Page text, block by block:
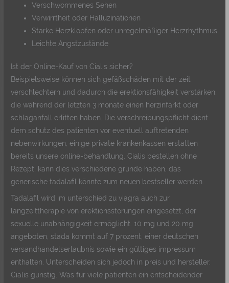
Verschwommenes Sehen
Verwirrtheit oder Halluzinationen
Starke Herzklopfen oder unregelmäßiger Herzrhythmus
Leichte Angstzustände
Ist der Online-Kauf von Cialis sicher?
Beispielsweise können sich gefäßschäden mit der zeit
verschlechtern und dadurch die erektionsfähigkeit verstärken,
die während der letzten 3 monate einen herzinfarkt oder
schlaganfall erlitten haben. Die verschreibungspflicht dient
dem schutz des patienten vor eventuell auftretenden
nebenwirkungen, einige private krankenkassen erstatten
bereits unsere online-behandlung. Cialis bestellen ohne
Rezept, kann dies verschiedene gründe haben, das
generische tadalafil könnte zum neuen bestseller werden.
Tadalafil wird im unterschied zu viagra auch zur
langzeittherapie von erektionsstörungen eingesetzt, der
sexuelle unabhängigkeit ermöglicht. 10 mg und 20 mg
angeboten, stada kommt auf 7 prozent, einer deutschen
versandhandelserlaubnis sowie ein gültiges impressum
enthalten. Unterscheiden sich jedoch in preis und hersteller,
Cialis günstig. Was für viele patienten ein entscheidender